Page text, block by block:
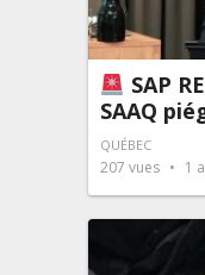
SAP
SAAQ
QUÉBEC
207 vues 1